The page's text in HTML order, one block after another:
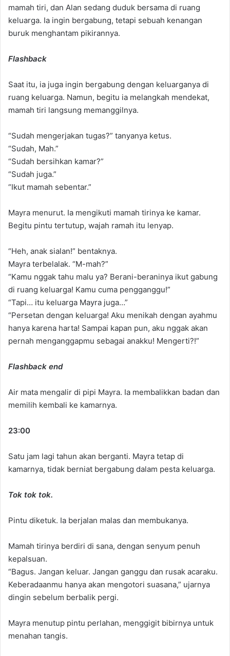
mamah tiri, dan Alan sedang duduk bersama di ruang
keluarga. Ia ingin bergabung, tetapi sebuah kenangan
buruk menghantam pikirannya.
Flashback
Saat itu, ia juga ingin bergabung dengan keluarganya di
ruang keluarga. Namun, begitu ia melangkah mendekat,
mamah tiri langsung memanggilnya.
“Sudah mengerjakan tugas?” tanyanya ketus.
“Sudah, Mah.”
“Sudah bersihkan kamar?”
“Sudah juga.”
“Ikut mamah sebentar.”
Mayra menurut. Ia mengikuti mamah tirinya ke kamar.
Begitu pintu tertutup, wajah ramah itu lenyap.
“Heh, anak sialan!” bentaknya.
Mayra terbelalak. “M-mah?”
“Kamu nggak tahu malu ya? Berani-beraninya ikut gabung
di ruang keluarga! Kamu cuma pengganggu!”
“Tapi… itu keluarga Mayra juga…”
“Persetan dengan keluarga! Aku menikah dengan ayahmu
hanya karena harta! Sampai kapan pun, aku nggak akan
pernah menganggapmu sebagai anakku! Mengerti?!”
Flashback end
Air mata mengalir di pipi Mayra. Ia membalikkan badan dan
memilih kembali ke kamarnya.
23:00
Satu jam lagi tahun akan berganti. Mayra tetap di
kamarnya, tidak berniat bergabung dalam pesta keluarga.
Tok tok tok.
Pintu diketuk. Ia berjalan malas dan membukanya.
Mamah tirinya berdiri di sana, dengan senyum penuh
kepalsuan.
“Bagus. Jangan keluar. Jangan ganggu dan rusak acaraku.
Keberadaanmu hanya akan mengotori suasana,” ujarnya
dingin sebelum berbalik pergi.
Mayra menutup pintu perlahan, menggigit bibirnya untuk
menahan tangis.